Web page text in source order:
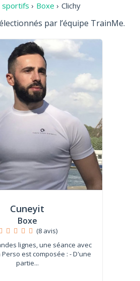
sportifs › Boxe › Clichy
par l’équipe TrainMe.
Cuneyit
Boxe
(8 avis)
lignes, une séance avec
Perso est composée : - D'une
partie...